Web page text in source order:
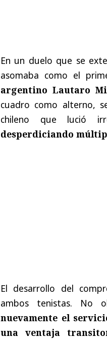
En un duelo que se
asomaba como el
argentino Lautaro
cuadro como alterno,
chileno que lució
desperdiciando
El desarrollo del
ambos tenistas. No
nuevamente el
una ventaja